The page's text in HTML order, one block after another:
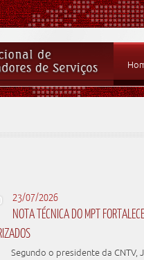
23/07/2026
NOTA TÉCNICA DO MPT
Segundo o presidente da CNTV,